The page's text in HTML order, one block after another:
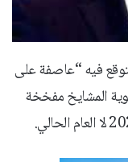
فيه “عاصفة على
المشايخ مفخخة